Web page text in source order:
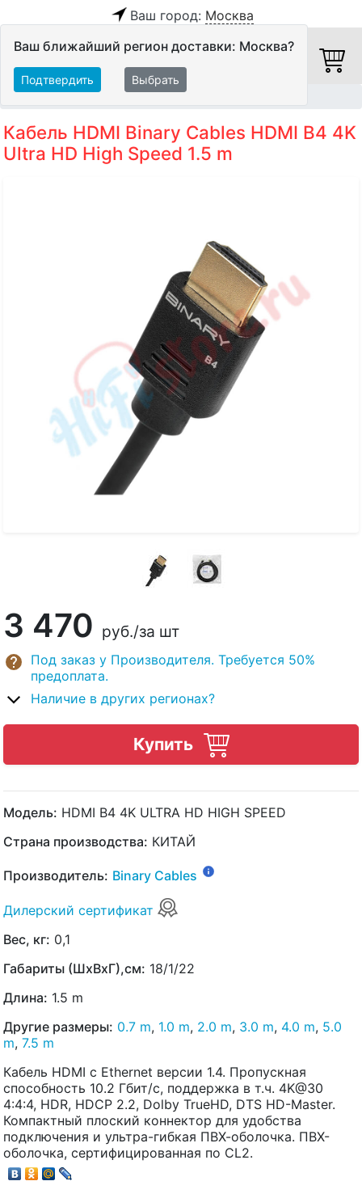
Ваш город: Москва
Ваш ближайший регион доставки: Москва?
Подтвердить Выбрать
Кабель HDMI Binary Cables HDMI B4 4K
Ultra HD High Speed 1.5 m
3 470 руб./за шт
Под заказ у Производителя. Требуется 50%
предоплата.
Наличие в других регионах?
Купить
Модель: HDMI B4 4K ULTRA HD HIGH SPEED
Страна производства: КИТАЙ
Производитель: Binary Cables
Дилерский сертификат
Вес, кг: 0,1
Габариты (ШхВхГ),см: 18/1/22
Длина: 1.5 m
Другие размеры: 0.7 m, 1.0 m, 2.0 m, 3.0 m, 4.0 m, 5.0
m, 7.5 m
Кабель HDMI с Ethernet версии 1.4. Пропускная
способность 10.2 Гбит/с, поддержка в т.ч. 4K@30
4:4:4, HDR, HDCP 2.2, Dolby TrueHD, DTS HD-Master.
Компактный плоский коннектор для удобства
подключения и ультра-гибкая ПВХ-оболочка. ПВХ-
оболочка, сертифицированная по CL2.